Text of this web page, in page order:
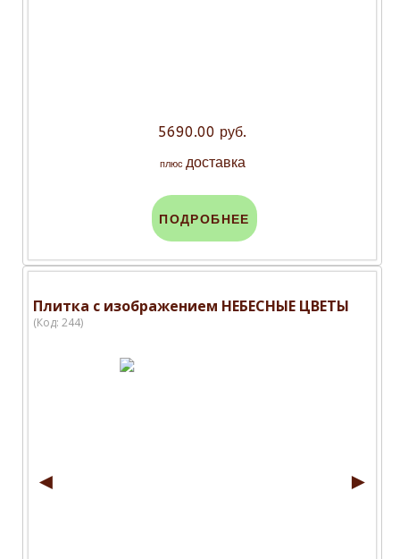
5690.00 руб.
плюс доставка
ПОДРОБНЕЕ
Плитка с изображением НЕБЕСНЫЕ ЦВЕТЫ
(Код: 244)
◄ ►